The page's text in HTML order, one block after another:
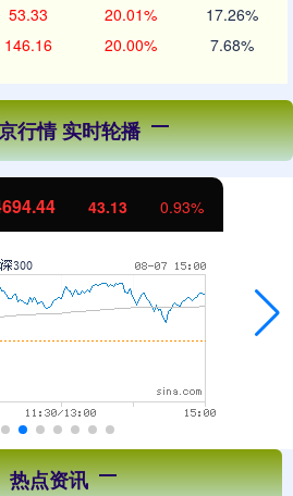
53.33 20.01% 17.26%
146.16 20.00% 7.68%
行情 实时轮播
1134.24 11.37
热点资讯